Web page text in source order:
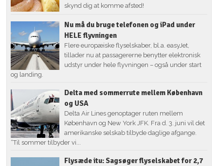
skynd dig at komme afsted!
Nu må du bruge telefonen og iPad under
HELE flyvningen
Flere europæiske flyselskaber, bl.a. easyJet,
tillader nu at passagererne benytter elektronisk
udstyr under hele flyvningen – også under start
og landing.
Delta med sommerrute mellem København
og USA
Delta Air Lines genoptager ruten mellem
København og New York JFK. Fra d. 3. juni vil det
amerikanske selskab tilbyde daglige afgange.
“Til sommer tilbyder vi...
Flysæde itu: Sagsøger flyselskabet for 2,7